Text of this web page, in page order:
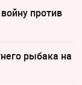
против
рыбака на